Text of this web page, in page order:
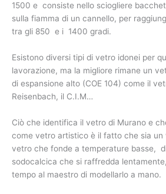
1500 e consiste nello sciogliere
sulla fiamma di un cannello, per
tra gli 850 e i 1400 gradi.
Esistono diversi tipi di vetro idonei per
lavorazione, ma la migliore rimane un
di espansione alto (COE 104) come il
Reisenbach, il C.I.M…
Ciò che identifica il vetro di Murano e
come vetro artistico è il fatto che sia un
vetro che fonde a temperature basse,
sodocalcica che si raffredda
tempo al maestro di modellarlo a mano.